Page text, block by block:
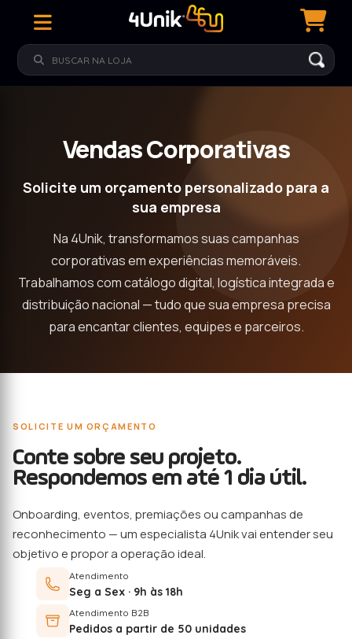
Vendas Corporativas
Solicite um orçamento personalizado para a
sua empresa
Na 4Unik, transformamos suas campanhas
corporativas em experiências memoráveis.
Trabalhamos com catálogo digital, logística integrada e
distribuição nacional — tudo que sua empresa precisa
para encantar clientes, equipes e parceiros.
SOLICITE UM ORÇAMENTO
Conte sobre seu projeto.
Respondemos em até 1 dia útil.
Onboarding, eventos, premiações ou campanhas de
reconhecimento — um especialista 4Unik vai entender seu
objetivo e propor a operação ideal.
Atendimento
Seg a Sex · 9h às 18h
Atendimento B2B
Pedidos a partir de 50 unidades